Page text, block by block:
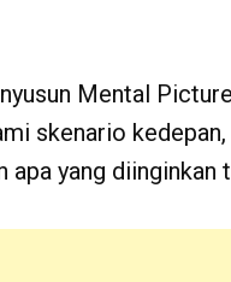
Mental
skenario
apa yang diinginkan